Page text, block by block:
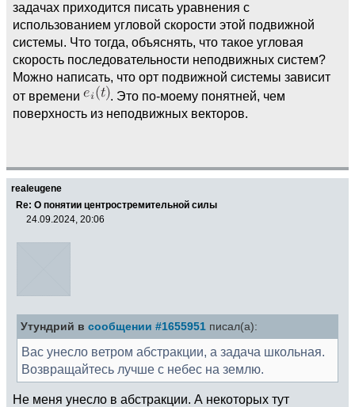
задачах приходится писать уравнения с
использованием угловой скорости этой подвижной
системы. Что тогда, объяснять, что такое угловая
скорость последовательности неподвижных систем?
Можно написать, что орт подвижной системы зависит
от времени
. Это по-моему понятней, чем
поверхность из неподвижных векторов.
realeugene
Re: О понятии центростремительной силы
24.09.2024, 20:06
Утундрий в сообщении #1655951 писал(а):
Вас унесло ветром абстракции, а задача школьная.
Возвращайтесь лучше с небес на землю.
Не меня унесло в абстракции. А некоторых тут